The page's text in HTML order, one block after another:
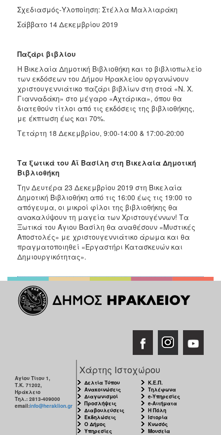
Σχεδιασμός-Υλοποίηση: Στέλλα Μαλλιαράκη
Σάββατο 14 Δεκεμβρίου 2019
Παζάρι βιβλίου
Η Βικελαία Δημοτική Βιβλιοθήκη και το βιβλιοπωλείο
των εκδόσεων του Δήμου Ηρακλείου οργανώνουν
χριστουγεννιάτικο παζάρι βιβλίων στη στοά «Ν. Χ.
Γιανναδάκη» στο μέγαρο «Αχτάρικα», όπου θα
διατεθούν τίτλοι από τις εκδόσεις της βιβλιοθήκης,
με έκπτωση έως και 70%.
Τετάρτη 18 Δεκεμβρίου, 9:00-14:00 & 17:00-20:00
Τα ξωτικά του Αϊ Βασίλη στη Βικελαία Δημοτική
Βιβλιοθήκη
Την Δευτέρα 23 Δεκεμβρίου 2019 στη Βικελαία
Δημοτική Βιβλιοθήκη από τις 16:00 έως τις 19:00 το
απόγευμα, οι μικροί φίλοι της βιβλιοθήκης θα
ανακαλύψουν τη μαγεία των Χριστουγέννων! Τα
Ξωτικά του Άγιου Βασίλη θα αναθέσουν «Μυστικές
Αποστολές» με χριστουγεννιάτικο άρωμα και θα
πραγματοποιηθεί «Εργαστήρι Κατασκευών και
Δημιουργικότητας».
Αγίου Τίτου 1,
Τ.Κ. 71202,
Ηράκλειο
Τηλ.: 2813-409000
email:info@heraklion.gr
Χάρτης Ιστοχώρου
Δελτία Τύπου
Ανακοινώσεις
Διαγωνισμοί
Προσλήψεις
Διαβουλεύσεις
Εκδηλώσεις
Ο Δήμος
Υπηρεσίες
Κ.Ε.Π.
Τηλέφωνα
e-Υπηρεσίες
e-Αιτήματα
Η Πόλη
Ιστορία
Κνωσός
Μουσεία